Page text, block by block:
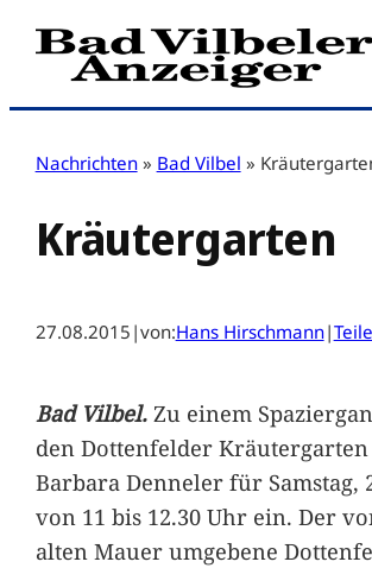
Zum
Inhalt
Nachrichten » Bad Vilbel »
Kräutergarten
27.08.2015 |von:Hans Hirschmann|
Bad Vilbel. Zu einem
den Dottenfelder
Barbara Denneler für Samstag,
von 11 bis 12.30 Uhr ein. Der
alten Mauer umgebene